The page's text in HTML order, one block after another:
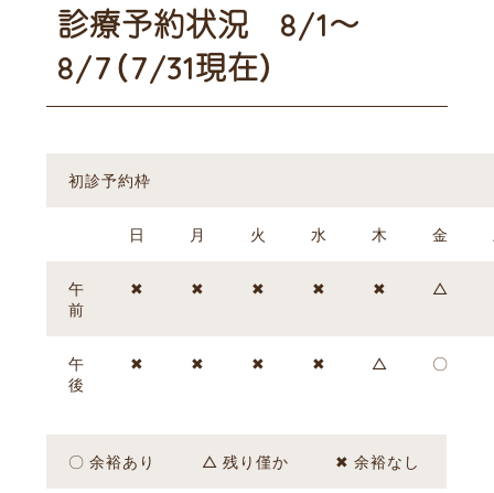
診療予約状況 8/1～
8/7（7/31現在）
初診予約枠
日 月 火 水 木 金
午
前
✖ ✖ ✖ ✖ ✖ △
午
後
✖ ✖ ✖ ✖ △ 〇
〇 余裕あり △ 残り僅か ✖ 余裕なし